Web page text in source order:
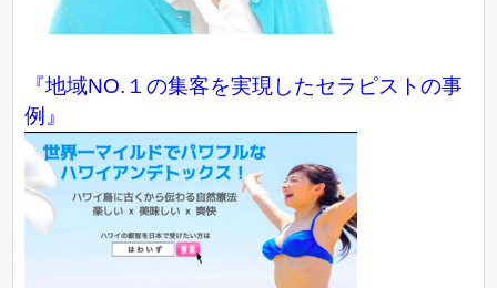
『地域NO.１の集客を実現したセラピストの事
例』